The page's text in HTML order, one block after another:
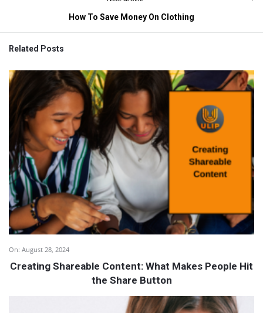
How To Save Money On Clothing
Related Posts
On: August 28, 2024
Creating Shareable Content: What Makes People Hit
the Share Button